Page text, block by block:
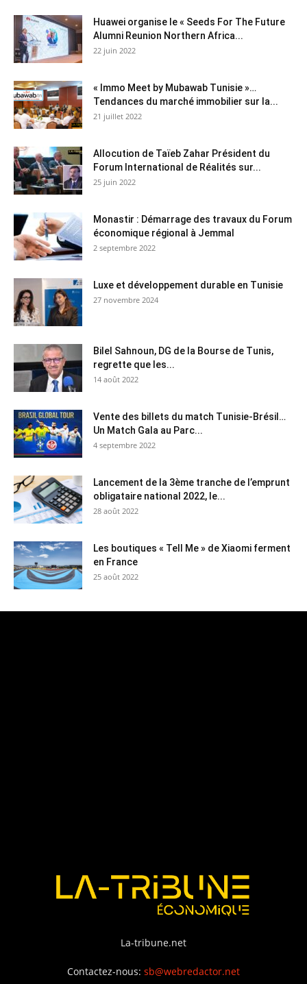
Huawei organise le « Seeds For The Future
Alumni Reunion Northern Africa...
22 juin 2022
« Immo Meet by Mubawab Tunisie »…
Tendances du marché immobilier sur la...
21 juillet 2022
Allocution de Taïeb Zahar Président du
Forum International de Réalités sur...
25 juin 2022
Monastir : Démarrage des travaux du Forum
économique régional à Jemmal
2 septembre 2022
Luxe et développement durable en Tunisie
27 novembre 2024
Bilel Sahnoun, DG de la Bourse de Tunis,
regrette que les...
14 août 2022
Vente des billets du match Tunisie-Brésil…
Un Match Gala au Parc...
4 septembre 2022
Lancement de la 3ème tranche de l’emprunt
obligataire national 2022, le...
28 août 2022
Les boutiques « Tell Me » de Xiaomi ferment
en France
25 août 2022
La-tribune.net
Contactez-nous: sb@webredactor.net